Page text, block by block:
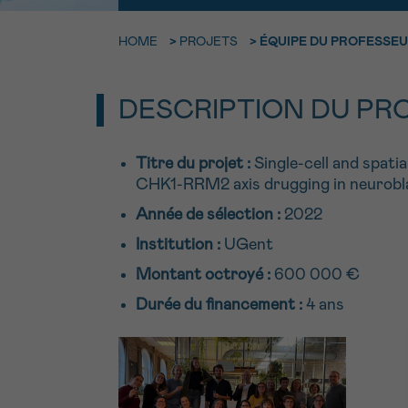
HOME > PROJETS > ÉQUIPE DU
DESCRIPTION DU
Titre du projet : Single-cell and
CHK1-RRM2 axis drugging in
Année de sélection : 2022
Institution : UGent
Montant octroyé : 600 000 €
Durée du financement : 4 ans
0800 15
Je
VOTRE QUESTION
*CHAMP